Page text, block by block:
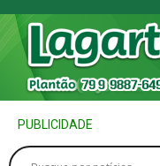
PUBLICIDADE